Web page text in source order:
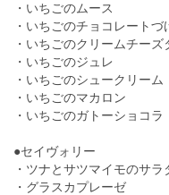
・いちごのムース
・いちごのチョコレートづ
・いちごのクリームチーズ
・いちごのジュレ
・いちごのシュークリーム
・いちごのマカロン
・いちごのガトーショコラ
●セイヴォリー
・ツナとサツマイモのサラ
・グラスカプレーゼ